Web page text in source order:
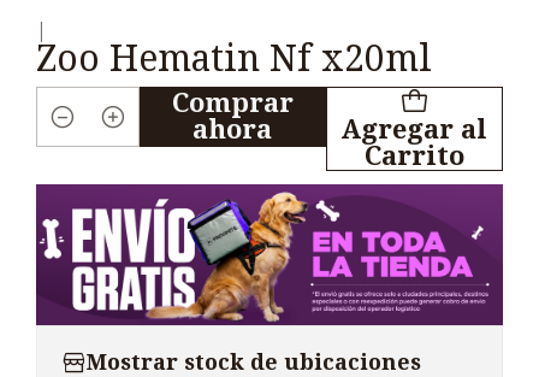
Zoo Hematin Nf x20ml
Cantidad
Agregar al
Carrito
Comprar
ahora
Mostrar stock de ubicaciones